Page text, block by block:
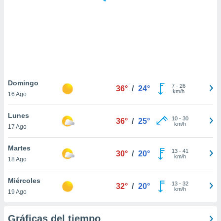
similares
como
sitio
de
traten tus
en
interés
su
Domingo
16 Ago
36° / 24° 7- 26
km/h
Lunes
17 Ago
36° / 25° 10- 30
km/h
Martes
18 Ago
30° / 20° 13- 41
km/h
Miércoles
19 Ago
32° / 20° 13- 32
km/h
Gráficas del tiempo